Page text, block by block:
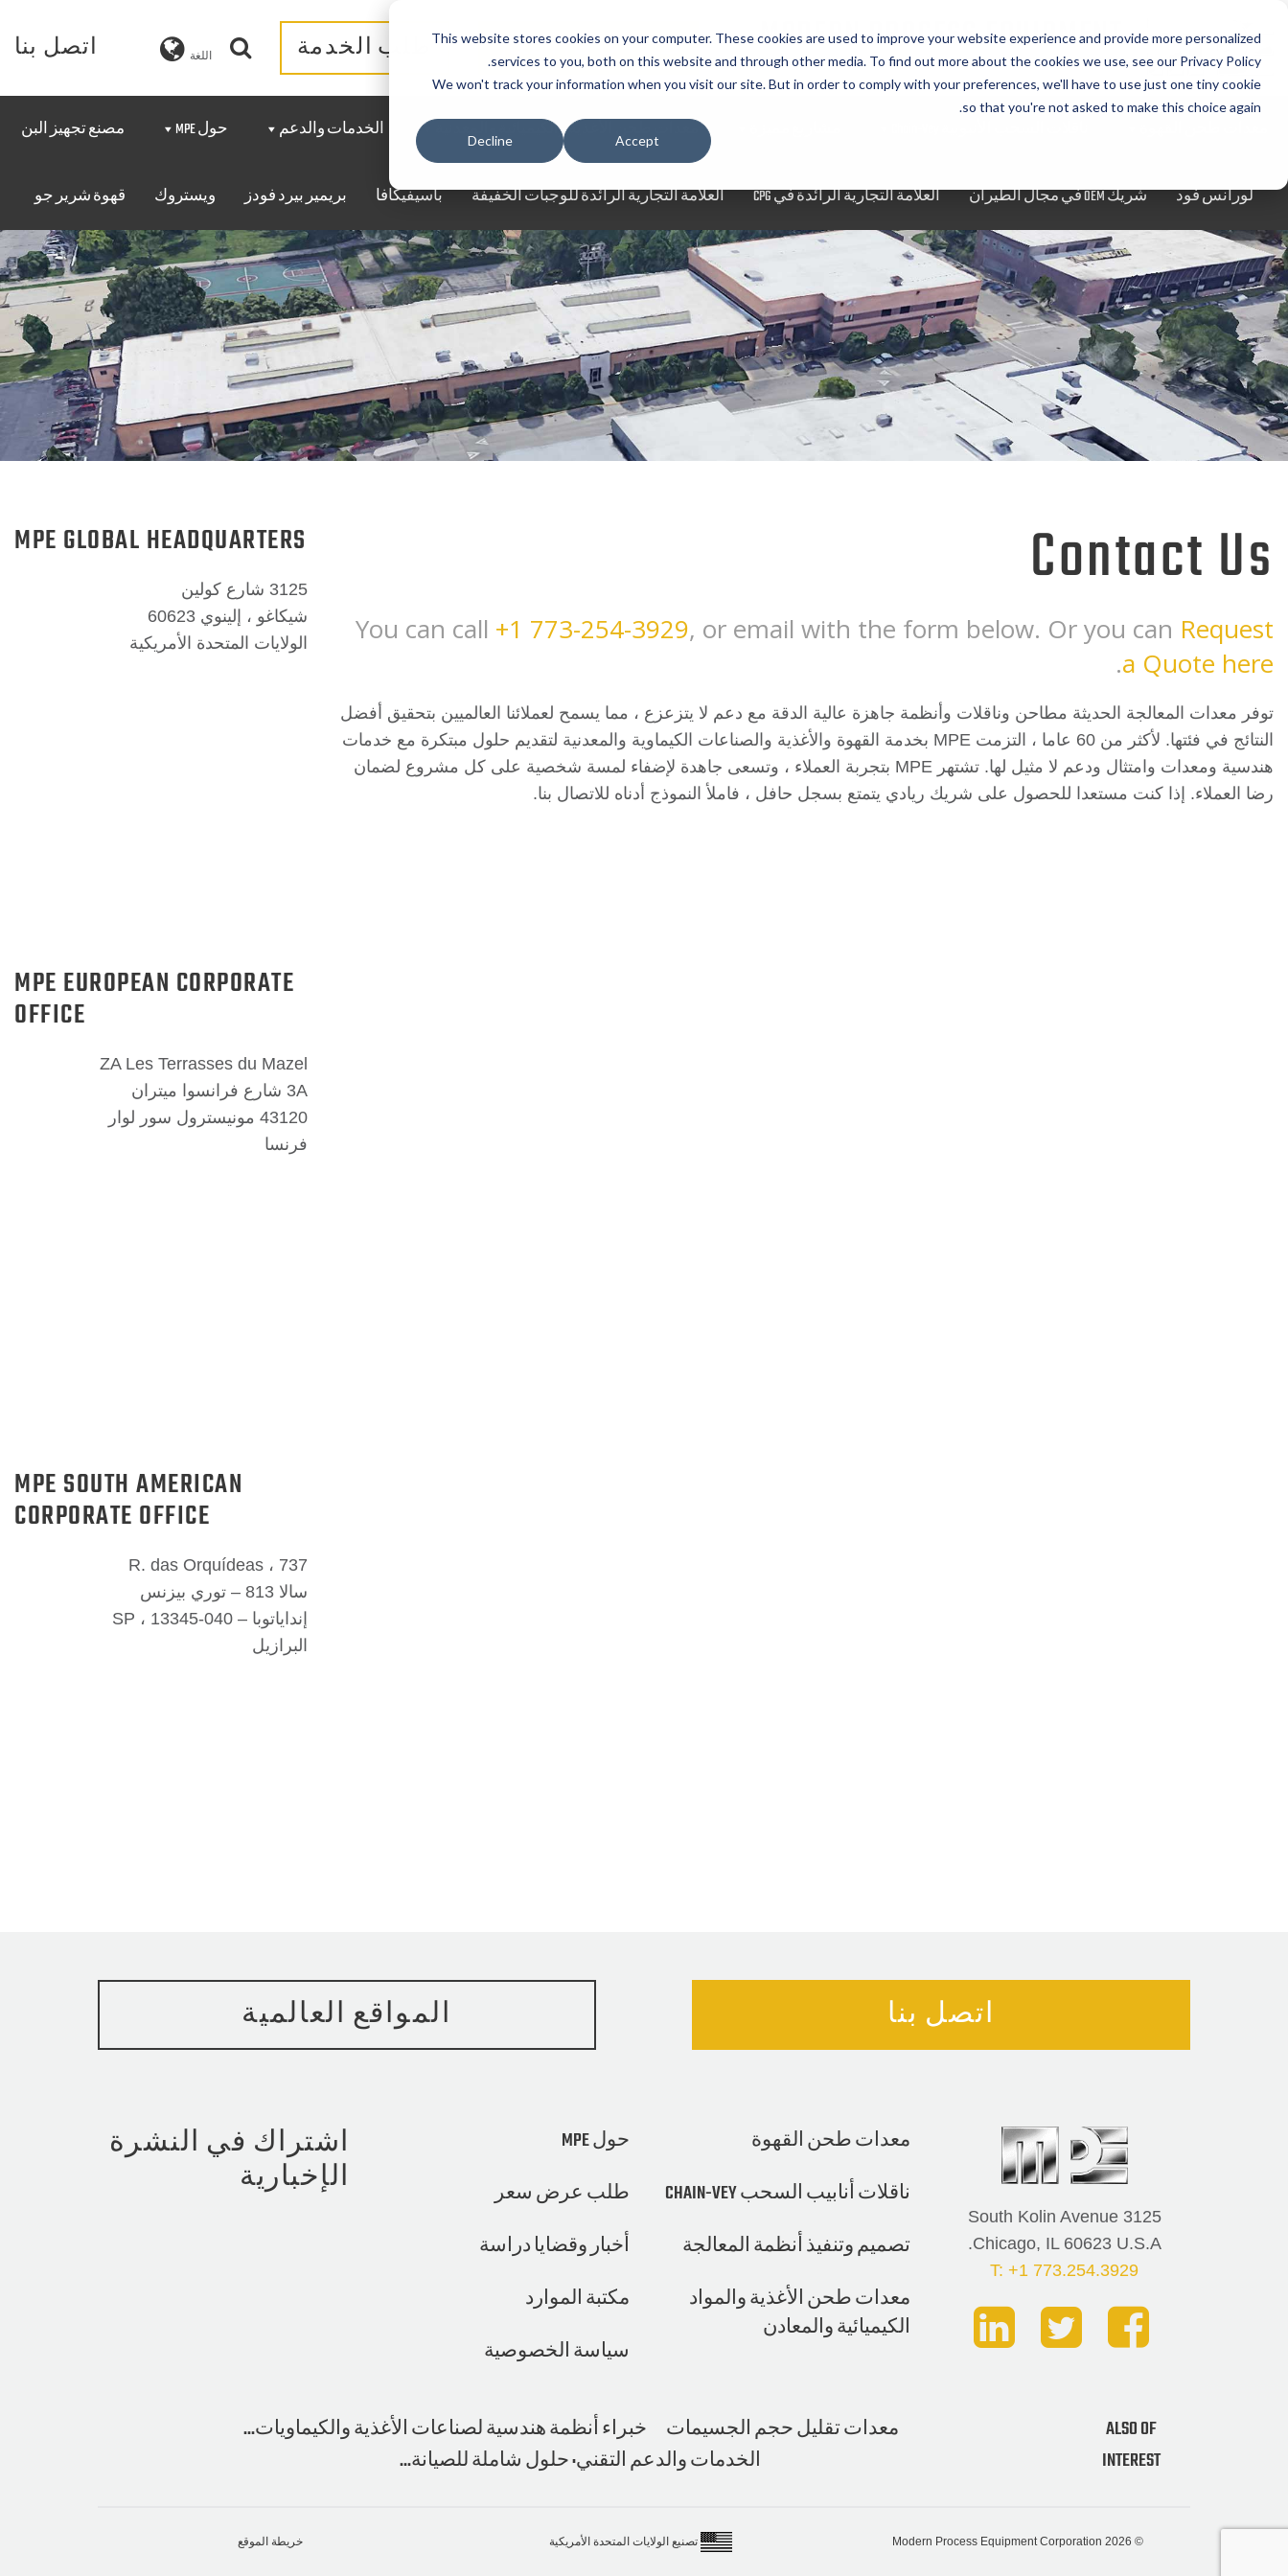
This website stores cookies on your computer. These cookies are used to improve your website experience and provide more personalized
services to you, both on this website and through other media. To find out more about the cookies we use, see our Privacy Policy.
We won't track your information when you visit our site. But in order to comply with your preferences, we'll have to use just one tiny cookie
so that you're not asked to make this choice again.
Accept
Decline
MODERN PROCESS EQUIPMENT
CORPORATION طلب عرض أسعار طلب الخدمة اللغة اتصل بنا
معدات طحن الأغذية والكيميائية والمعدنية الخدمات والدعم حول MPE مصنع تجهيز البن
لورانس فود شريك OEM في مجال الطيران العلامة التجارية الرائدة في CPG العلامة التجارية الرائدة للوجبات الخفيفة باسيفيكافا بريمير بيرد فودز ويستروك قهوة شرير جو
Contact Us
You can call +1 773-254-3929, or email with the form below. Or you can Request
a Quote here
.
توفر معدات المعالجة الحديثة مطاحن وناقلات وأنظمة جاهزة عالية الدقة مع دعم لا يتزعزع ، مما يسمح لعملائنا العالميين بتحقيق أفضل
النتائج في فئتها. لأكثر من 60 عاما ، التزمت MPE بخدمة القهوة والأغذية والصناعات الكيماوية والمعدنية لتقديم حلول مبتكرة مع خدمات
هندسية ومعدات وامتثال ودعم لا مثيل لها. تشتهر MPE بتجربة العملاء ، وتسعى جاهدة لإضفاء لمسة شخصية على كل مشروع لضمان
رضا العملاء. إذا كنت مستعدا للحصول على شريك ريادي يتمتع بسجل حافل ، فاملأ النموذج أدناه للاتصال بنا.
MPE GLOBAL HEADQUARTERS
3125 شارع كولين
شيكاغو ، إلينوي 60623
الولايات المتحدة الأمريكية
MPE EUROPEAN CORPORATE
OFFICE
ZA Les Terrasses du Mazel
3A شارع فرانسوا ميتران
43120 مونيسترول سور لوار
فرنسا
MPE SOUTH AMERICAN
CORPORATE OFFICE
R. das Orquídeas ، 737
سالا 813 – توري بيزنس
إنداياتوبا – SP ، 13345-040
البرازيل
اتصل بنا المواقع العالمية
3125 South Kolin Avenue
Chicago, IL 60623 U.S.A.
T: +1 773.254.3929
معدات طحن القهوة
ناقلات أنابيب السحب CHAIN-VEY
تصميم وتنفيذ أنظمة المعالجة
معدات طحن الأغذية والمواد
الكيميائية والمعادن
حول MPE
طلب عرض سعر
أخبار وقضايا دراسة
مكتبة الموارد
سياسة الخصوصية
اشتراك في النشرة
الإخبارية
ALSO OF
INTEREST
معدات تقليل حجم الجسيمات
خبراء أنظمة هندسية لصناعات الأغذية والكيماويات...
الخدمات والدعم التقني: حلول شاملة للصيانة...
تصنيع الولايات المتحدة الأمريكية خريطة الموقع © 2026 Modern Process Equipment Corporation